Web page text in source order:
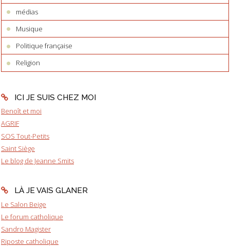
médias
Musique
Politique française
Religion
ICI JE SUIS CHEZ MOI
Benoît et moi
AGRIF
SOS Tout-Petits
Saint Siège
Le blog de Jeanne Smits
LÀ JE VAIS GLANER
Le Salon Beige
Le forum catholique
Sandro Magister
Riposte catholique